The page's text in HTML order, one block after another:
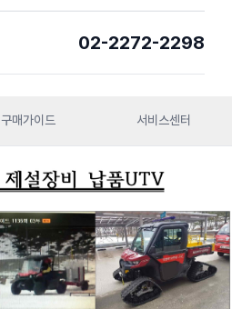
02-2272-2298
구매가이드 서비스센터